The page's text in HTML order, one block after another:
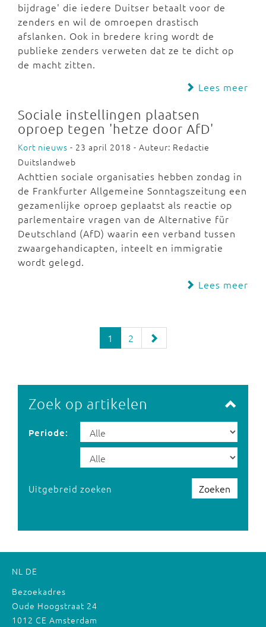
bijdrage' die iedere Duitser betaalt voor de
zenders en wil de omroepen drastisch
afslanken. Ook in bredere kring wordt de
publieke zenders verweten dat ze te dicht op
de macht zitten.
Lees meer
Sociale instellingen plaatsen
oproep tegen 'hetze door AfD'
Kort nieuws - 23 april 2018 - Auteur: Redactie
Duitslandweb
Achttien sociale organisaties hebben zondag in
de Frankfurter Allgemeine Sonntagszeitung een
gezamenlijke oproep geplaatst als reactie op
parlementaire vragen van de Alternative für
Deutschland (AfD) waarin een verband tussen
zwaargehandicapten, inteelt en immigratie
wordt gelegd.
Lees meer
1 2
Zoek op artikelen
Periode:
Zoeken
Uitgebreid zoeken
NL DE
Bezoekadres
Oude Hoogstraat 24
1012 CE Amsterdam